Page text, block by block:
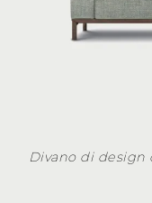
Divano di